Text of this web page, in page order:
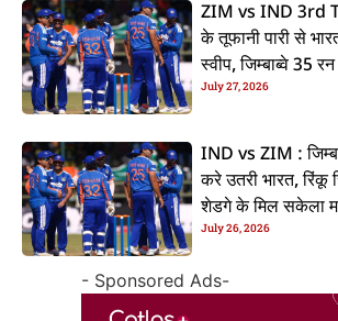
ZIM vs IND 3rd
के तूफानी पारी से
स्वीप, जिम्बाब्वे 35
July 27, 2026
IND vs ZIM :
करे उतरी भारत, रिंकू
शेडगे के मिल सकेला
July 26, 2026
- Sponsored Ads-